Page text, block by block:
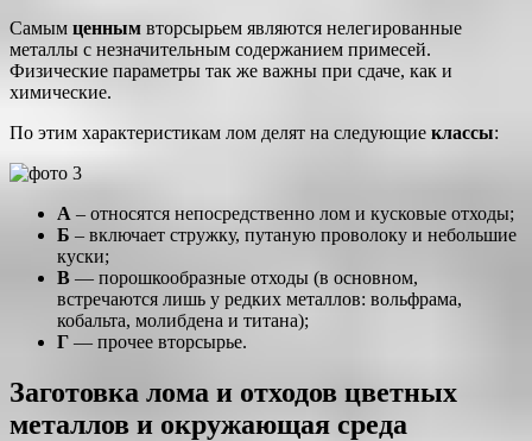
Самым ценным вторсырьем являются нелегированные
металлы с незначительным содержанием примесей.
Физические параметры так же важны при сдаче, как и
химические.
По этим характеристикам лом делят на следующие классы:
А – относятся непосредственно лом и кусковые отходы;
Б – включает стружку, путаную проволоку и небольшие
куски;
В — порошкообразные отходы (в основном,
встречаются лишь у редких металлов: вольфрама,
кобальта, молибдена и титана);
Г — прочее вторсырье.
Заготовка лома и отходов цветных
металлов и окружающая среда